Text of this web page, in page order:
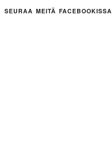
SEURAA MEITÄ FACEBOOKISSA